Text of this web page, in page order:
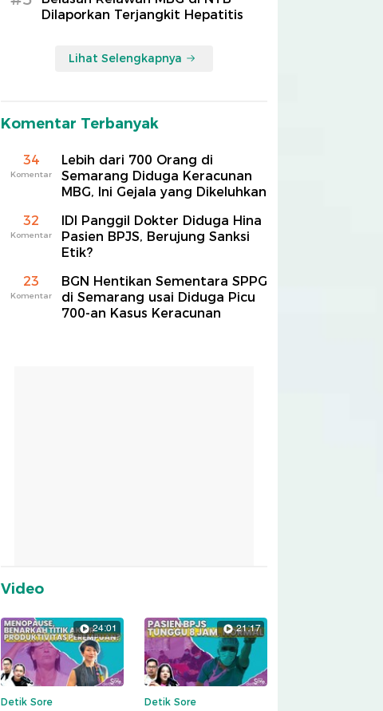
Dilaporkan Terjangkit Hepatitis
Lihat Selengkapnya
Komentar Terbanyak
34
Komentar
Lebih dari 700 Orang di
Semarang Diduga Keracunan
MBG, Ini Gejala yang Dikeluhkan
32
Komentar
IDI Panggil Dokter Diduga Hina
Pasien BPJS, Berujung Sanksi
Etik?
23
Komentar
BGN Hentikan Sementara SPPG
di Semarang usai Diduga Picu
700-an Kasus Keracunan
Video
24:01
Detik Sore
21:17
Detik Sore